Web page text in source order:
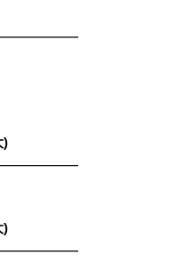
)
)